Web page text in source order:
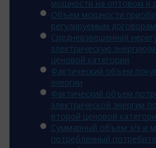
мощности на оптовом и
Объем мощности
регулируемым договорам
Средневзвешенная
электрическую
ценовой категории
Фактический объем
энергии
Фактический объем
электрической энергии
второй ценовой
Суммарный объем э/э и
потребленный